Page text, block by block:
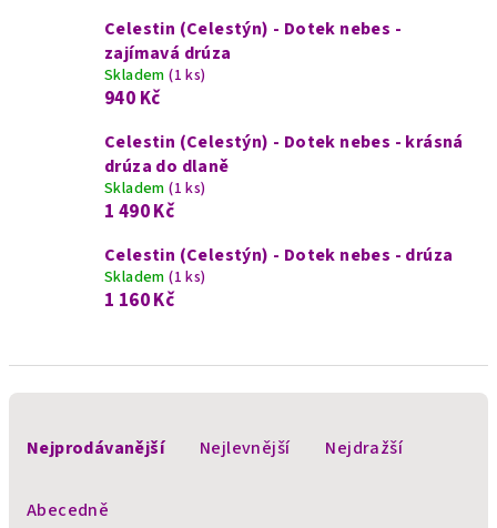
Celestin (Celestýn) - Dotek nebes -
zajímavá drúza
Skladem(1 ks)
940 Kč
Celestin (Celestýn) - Dotek nebes - krásná
drúza do dlaně
Skladem(1 ks)
1 490 Kč
Celestin (Celestýn) - Dotek nebes - drúza
Skladem(1 ks)
1 160 Kč
Nejprodávanější Nejlevnější Nejdražší
Abecedně